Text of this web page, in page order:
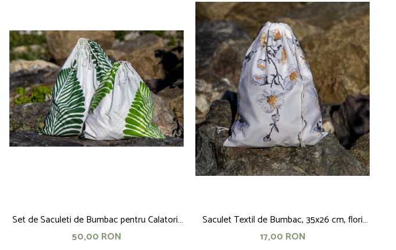
Set de Saculeti de Bumbac pentru Calatorii,
frunze verzi
50,00 RON
Saculet Textil de Bumbac, 35x26 cm, flori
albe
17,00 RON